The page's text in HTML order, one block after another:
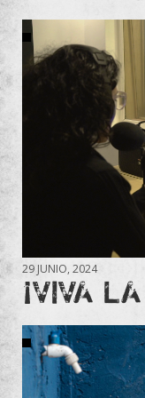
29 JUNIO, 2024
¡VIVA